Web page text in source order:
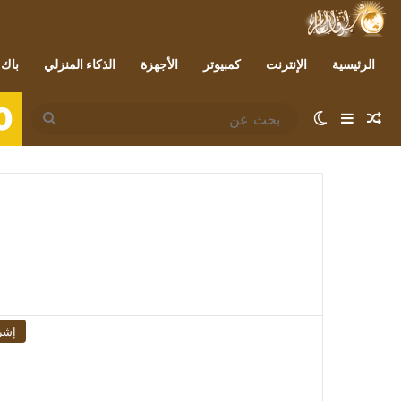
الرئيسية الإنترنت كمبيوتر الأجهزة الذكاء المنزلي
مقال عشوائي
إضافة عمود جانبي
الوضع المظلم
بحث
عن